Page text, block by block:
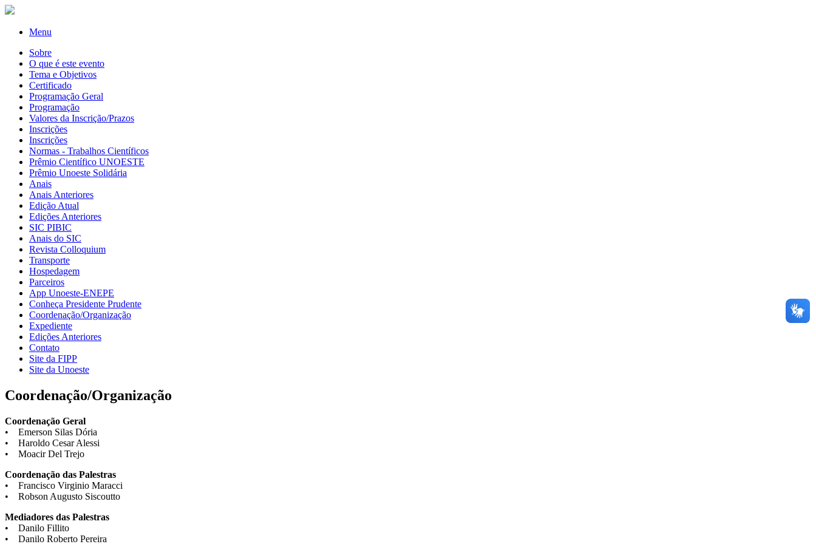
Menu
Sobre
O que é este evento
Tema e Objetivos
Certificado
Programação Geral
Programação
Valores da Inscrição/Prazos
Inscrições
Inscrições
Normas - Trabalhos Científicos
Prêmio Científico UNOESTE
Prêmio Unoeste Solidária
Anais
Anais Anteriores
Edição Atual
Edições Anteriores
SIC PIBIC
Anais do SIC
Revista Colloquium
Transporte
Hospedagem
Parceiros
App Unoeste-ENEPE
Conheça Presidente Prudente
Coordenação/Organização
Expediente
Edições Anteriores
Contato
Site da FIPP
Site da Unoeste
Coordenação/Organização
Coordenação Geral
• Emerson Silas Dória
• Haroldo Cesar Alessi
• Moacir Del Trejo
Coordenação das Palestras
• Francisco Virginio Maracci
• Robson Augusto Siscoutto
Mediadores das Palestras
• Danilo Fillito
• Danilo Roberto Pereira